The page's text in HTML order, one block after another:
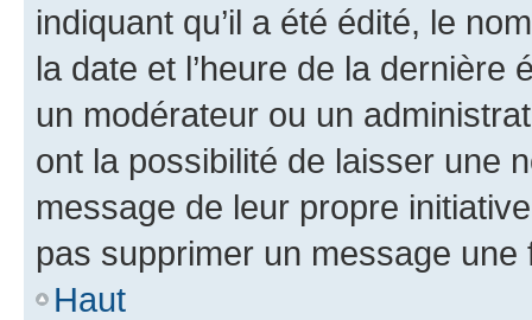
indiquant qu’il a été édité, le
la date et l’heure de la dernière
un modérateur ou un
ont la possibilité de laisser une
message de leur propre
pas supprimer un message une
Haut